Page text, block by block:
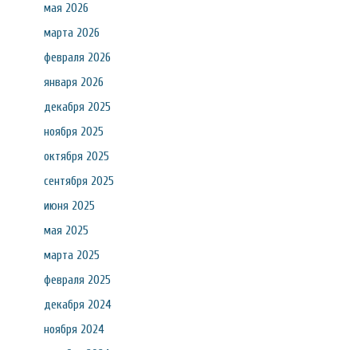
мая 2026
марта 2026
февраля 2026
января 2026
декабря 2025
ноября 2025
октября 2025
сентября 2025
июня 2025
мая 2025
марта 2025
февраля 2025
декабря 2024
ноября 2024